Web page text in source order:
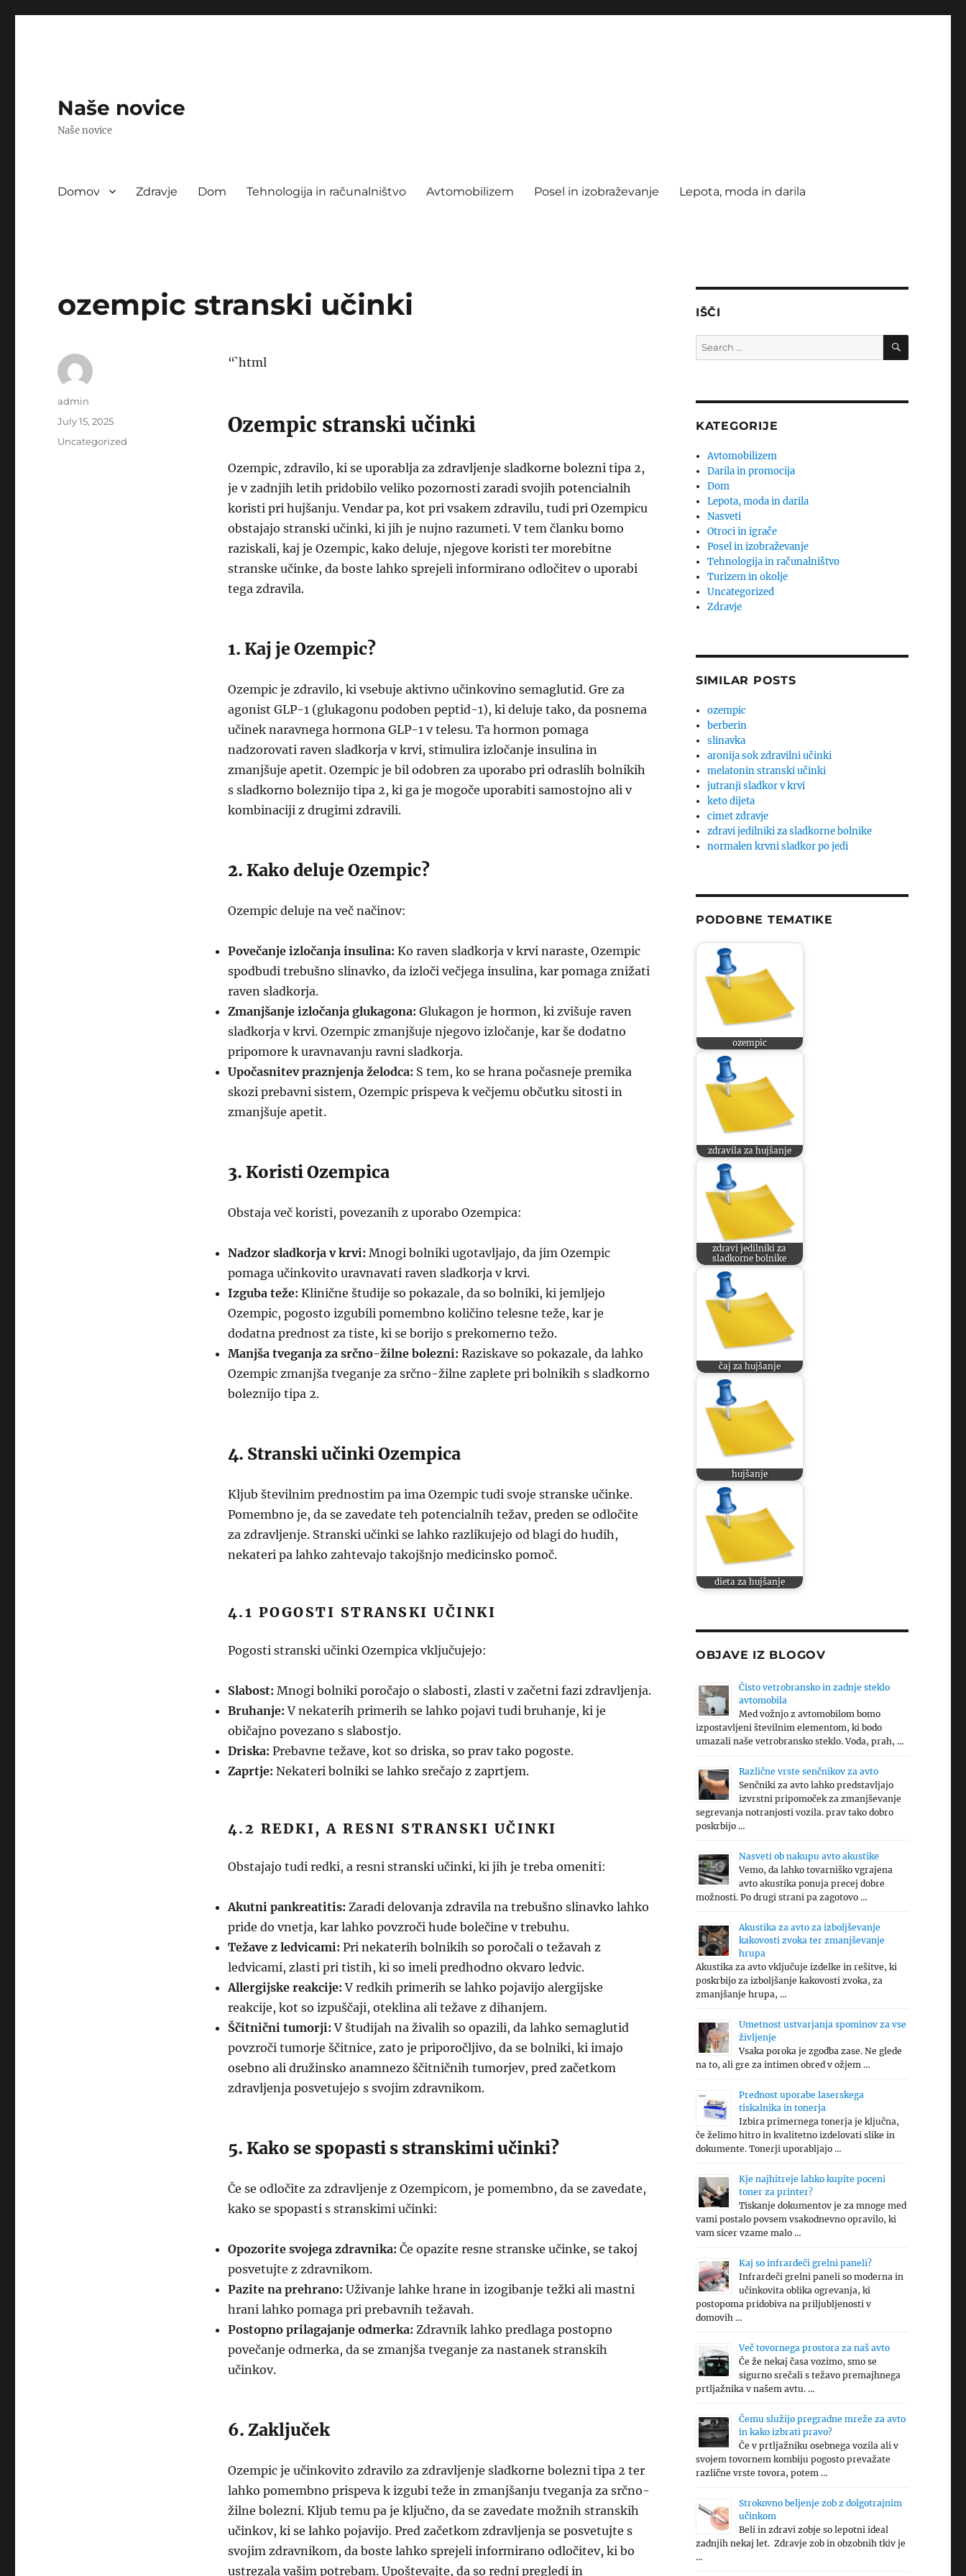
Naše novice
Naše novice
Domov Zdravje Dom Tehnologija in računalništvo Avtomobilizem Posel in izobraževanje Lepota, moda in darila
ozempic stranski učinki
“`html
Ozempic stranski učinki
Ozempic, zdravilo, ki se uporablja za zdravljenje sladkorne bolezni tipa 2,
je v zadnjih letih pridobilo veliko pozornosti zaradi svojih potencialnih
koristi pri hujšanju. Vendar pa, kot pri vsakem zdravilu, tudi pri Ozempicu
obstajajo stranski učinki, ki jih je nujno razumeti. V tem članku bomo
raziskali, kaj je Ozempic, kako deluje, njegove koristi ter morebitne
stranske učinke, da boste lahko sprejeli informirano odločitev o uporabi
tega zdravila.
1. Kaj je Ozempic?
Ozempic je zdravilo, ki vsebuje aktivno učinkovino semaglutid. Gre za
agonist GLP-1 (glukagonu podoben peptid-1), ki deluje tako, da posnema
učinek naravnega hormona GLP-1 v telesu. Ta hormon pomaga
nadzorovati raven sladkorja v krvi, stimulira izločanje insulina in
zmanjšuje apetit. Ozempic je bil odobren za uporabo pri odraslih bolnikih
s sladkorno boleznijo tipa 2, ki ga je mogoče uporabiti samostojno ali v
kombinaciji z drugimi zdravili.
2. Kako deluje Ozempic?
Ozempic deluje na več načinov:
Povečanje izločanja insulina: Ko raven sladkorja v krvi naraste, Ozempic
spodbudi trebušno slinavko, da izloči večjega insulina, kar pomaga znižati
raven sladkorja.
Zmanjšanje izločanja glukagona: Glukagon je hormon, ki zvišuje raven
sladkorja v krvi. Ozempic zmanjšuje njegovo izločanje, kar še dodatno
pripomore k uravnavanju ravni sladkorja.
Upočasnitev praznjenja želodca: S tem, ko se hrana počasneje premika
skozi prebavni sistem, Ozempic prispeva k večjemu občutku sitosti in
zmanjšuje apetit.
3. Koristi Ozempica
Obstaja več koristi, povezanih z uporabo Ozempica:
Nadzor sladkorja v krvi: Mnogi bolniki ugotavljajo, da jim Ozempic
pomaga učinkovito uravnavati raven sladkorja v krvi.
Izguba teže: Klinične študije so pokazale, da so bolniki, ki jemljejo
Ozempic, pogosto izgubili pomembno količino telesne teže, kar je
dodatna prednost za tiste, ki se borijo s prekomerno težo.
Manjša tveganja za srčno-žilne bolezni: Raziskave so pokazale, da lahko
Ozempic zmanjša tveganje za srčno-žilne zaplete pri bolnikih s sladkorno
boleznijo tipa 2.
4. Stranski učinki Ozempica
Kljub številnim prednostim pa ima Ozempic tudi svoje stranske učinke.
Pomembno je, da se zavedate teh potencialnih težav, preden se odločite
za zdravljenje. Stranski učinki se lahko razlikujejo od blagi do hudih,
nekateri pa lahko zahtevajo takojšnjo medicinsko pomoč.
4.1 POGOSTI STRANSKI UČINKI
Pogosti stranski učinki Ozempica vključujejo:
Slabost: Mnogi bolniki poročajo o slabosti, zlasti v začetni fazi zdravljenja.
Bruhanje: V nekaterih primerih se lahko pojavi tudi bruhanje, ki je
običajno povezano s slabostjo.
Driska: Prebavne težave, kot so driska, so prav tako pogoste.
Zaprtje: Nekateri bolniki se lahko srečajo z zaprtjem.
4.2 REDKI, A RESNI STRANSKI UČINKI
Obstajajo tudi redki, a resni stranski učinki, ki jih je treba omeniti:
Akutni pankreatitis: Zaradi delovanja zdravila na trebušno slinavko lahko
pride do vnetja, kar lahko povzroči hude bolečine v trebuhu.
Težave z ledvicami: Pri nekaterih bolnikih so poročali o težavah z
ledvicami, zlasti pri tistih, ki so imeli predhodno okvaro ledvic.
Allergijske reakcije: V redkih primerih se lahko pojavijo alergijske
reakcije, kot so izpuščaji, oteklina ali težave z dihanjem.
Ščitnični tumorji: V študijah na živalih so opazili, da lahko semaglutid
povzroči tumorje ščitnice, zato je priporočljivo, da se bolniki, ki imajo
osebno ali družinsko anamnezo ščitničnih tumorjev, pred začetkom
zdravljenja posvetujejo s svojim zdravnikom.
5. Kako se spopasti s stranskimi učinki?
Če se odločite za zdravljenje z Ozempicom, je pomembno, da se zavedate,
kako se spopasti s stranskimi učinki:
Opozorite svojega zdravnika: Če opazite resne stranske učinke, se takoj
posvetujte z zdravnikom.
Pazite na prehrano: Uživanje lahke hrane in izogibanje težki ali mastni
hrani lahko pomaga pri prebavnih težavah.
Postopno prilagajanje odmerka: Zdravnik lahko predlaga postopno
povečanje odmerka, da se zmanjša tveganje za nastanek stranskih
učinkov.
6. Zaključek
Ozempic je učinkovito zdravilo za zdravljenje sladkorne bolezni tipa 2 ter
lahko pomembno prispeva k izgubi teže in zmanjšanju tveganja za srčno-
žilne bolezni. Kljub temu pa je ključno, da se zavedate možnih stranskih
učinkov, ki se lahko pojavijo. Pred začetkom zdravljenja se posvetujte s
svojim zdravnikom, da boste lahko sprejeli informirano odločitev, ki bo
ustrezala vašim potrebam. Upoštevajte, da so redni pregledi in
Author
admin
Posted
July 15, 2025
Categories
Uncategorized
IŠČI
Search
for:
SEARCH
KATEGORIJE
Avtomobilizem
Darila in promocija
Dom
Lepota, moda in darila
Nasveti
Otroci in igrače
Posel in izobraževanje
Tehnologija in računalništvo
Turizem in okolje
Uncategorized
Zdravje
SIMILAR POSTS
ozempic
berberin
slinavka
aronija sok zdravilni učinki
melatonin stranski učinki
jutranji sladkor v krvi
keto dijeta
cimet zdravje
zdravi jedilniki za sladkorne bolnike
normalen krvni sladkor po jedi
PODOBNE TEMATIKE
ozempic
zdravila za hujšanje
zdravi jedilniki za
sladkorne bolnike
čaj za hujšanje
hujšanje
dieta za hujšanje
OBJAVE IZ BLOGOV
Čisto vetrobransko in zadnje steklo
avtomobila
Med vožnjo z avtomobilom bomo
izpostavljeni številnim elementom, ki bodo
umazali naše vetrobransko steklo. Voda, prah, …
Različne vrste senčnikov za avto
Senčniki za avto lahko predstavljajo
izvrstni pripomoček za zmanjševanje
segrevanja notranjosti vozila. prav tako dobro
poskrbijo …
Nasveti ob nakupu avto akustike
Vemo, da lahko tovarniško vgrajena
avto akustika ponuja precej dobre
možnosti. Po drugi strani pa zagotovo …
Akustika za avto za izboljševanje
kakovosti zvoka ter zmanjševanje
hrupa
Akustika za avto vključuje izdelke in rešitve, ki
poskrbijo za izboljšanje kakovosti zvoka, za
zmanjšanje hrupa, …
Umetnost ustvarjanja spominov za vse
življenje
Vsaka poroka je zgodba zase. Ne glede
na to, ali gre za intimen obred v ožjem …
Prednost uporabe laserskega
tiskalnika in tonerja
Izbira primernega tonerja je ključna,
če želimo hitro in kvalitetno izdelovati slike in
dokumente. Tonerji uporabljajo …
Kje najhitreje lahko kupite poceni
toner za printer?
Tiskanje dokumentov je za mnoge med
vami postalo povsem vsakodnevno opravilo, ki
vam sicer vzame malo …
Kaj so infrardeči grelni paneli?
Infrardeči grelni paneli so moderna in
učinkovita oblika ogrevanja, ki
postopoma pridobiva na priljubljenosti v
domovih …
Več tovornega prostora za naš avto
Če že nekaj časa vozimo, smo se
sigurno srečali s težavo premajhnega
prtljažnika v našem avtu. …
Čemu služijo pregradne mreže za avto
in kako izbrati pravo?
Če v prtljažniku osebnega vozila ali v
svojem tovornem kombiju pogosto prevažate
različne vrste tovora, potem …
Strokovno beljenje zob z dolgotrajnim
učinkom
Beli in zdravi zobje so lepotni ideal
zadnjih nekaj let. Zdravje zob in obzobnih tkiv je
…